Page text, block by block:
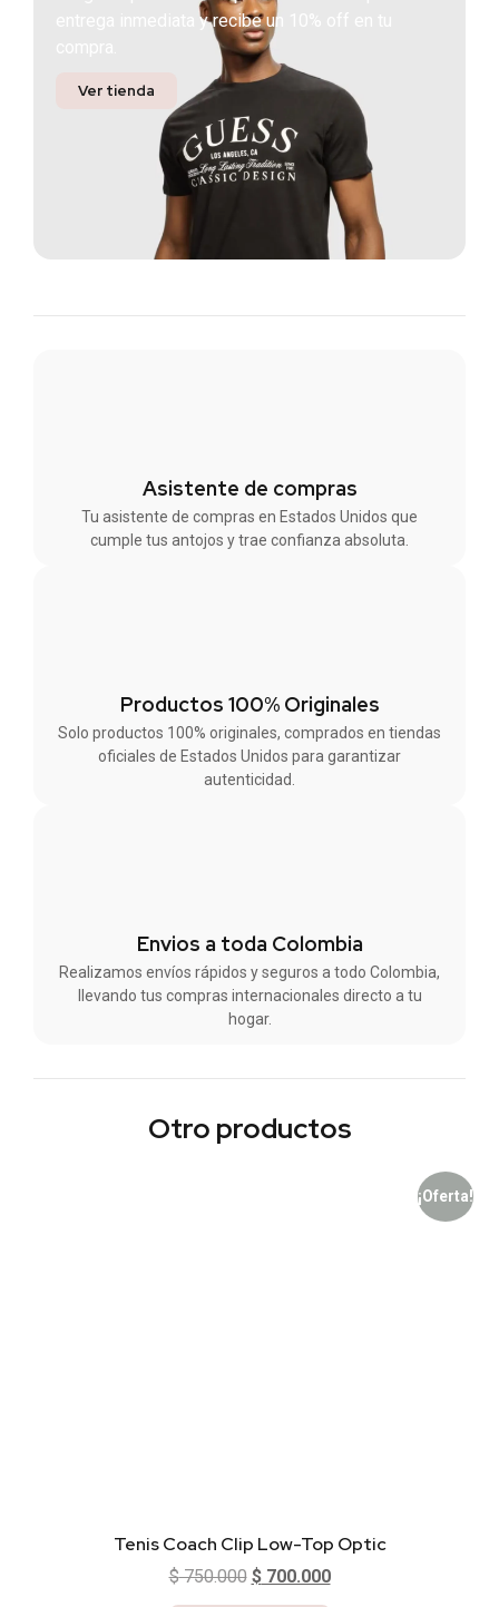
entrega inmediata y recibe un 10% off en tu
Ver tienda
Asistente de compras
Tu asistente de compras en Estados Unidos que
cumple tus antojos y trae confianza absoluta.
Productos 100% Originales
Solo productos 100% originales, comprados en tiendas
oficiales de Estados Unidos para garantizar
autenticidad.
Envios a toda Colombia
Realizamos envíos rápidos y seguros a todo Colombia,
llevando tus compras internacionales directo a tu
hogar.
Otro productos
¡Oferta!
Tenis Coach Clip Low-Top Optic
$750.000 $700.000